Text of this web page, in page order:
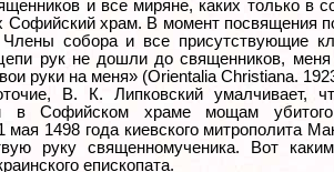
и все миряне, каких только в
Софийский храм. В момент посвящения
Члены собора и все присутствующие
рук не дошли до священников,
руки на меня» (Orientalia Christiana.
В. К. Липковский умалчивает,
в Софийском храме мощам
мая 1498 года киевского митрополита
руку священномученика. Вот
епископата.